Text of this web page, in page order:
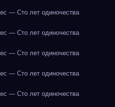
— Сто лет одиночества
— Сто лет одиночества
— Сто лет одиночества
— Сто лет одиночества
— Сто лет одиночества